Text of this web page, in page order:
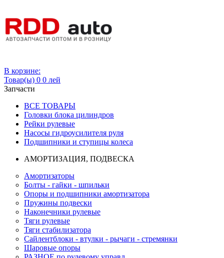
В корзине:
Товар(ы) 0 0 лей
Запчасти
ВСЕ ТОВАРЫ
Головки блока цилиндров
Рейки рулевые
Насосы гидроусилителя руля
Подшипники и ступицы колеса
АМОРТИЗАЦИЯ, ПОДВЕСКА
Амортизаторы
Болты - гайки - шпильки
Опоры и подшипники амортизатора
Пружины подвески
Наконечники рулевые
Тяги рулевые
Тяги стабилизатора
Сайлентблоки - втулки - рычаги - стремянки
Шаровые опоры